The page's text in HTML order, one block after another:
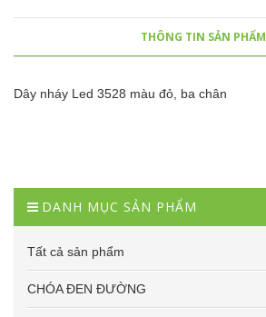
THÔNG TIN SẢN PHẨM
Dây nháy Led 3528 màu đỏ, ba chân
DANH MỤC SẢN PHẨM
Tất cả sản phẩm
CHÓA ĐEN ĐƯỜNG